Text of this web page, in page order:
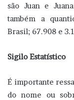
são Juan e
também a
Brasil; 67.908 e
Sigilo Estatístico
É importante
do nome ou